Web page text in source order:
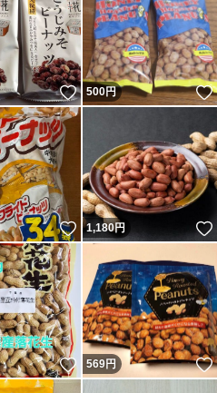
いいね！
500円
いいね！
1,180円
いいね！
569円